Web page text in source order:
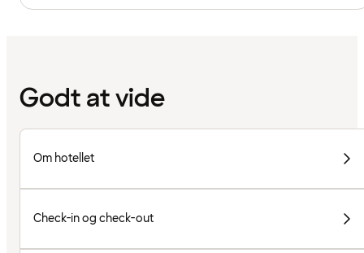
Godt at vide
Om hotellet
Check-in og check-out